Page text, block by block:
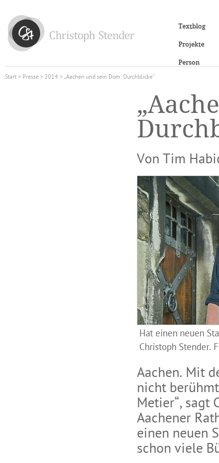
Textblog
Projekte
Person
Start> Presse> 2014> „Aachen und sein Dom: Durchblicke“
Von Tim
Hat einen neuen
Christoph Stender.
Aachen. Mit
nicht
Metier“, sagt
Aachener
einen neuen
schon viele